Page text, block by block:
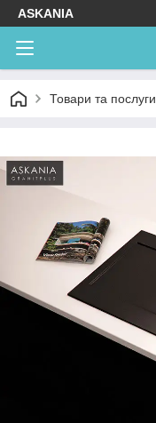
ASKANIA
Товари та послуги